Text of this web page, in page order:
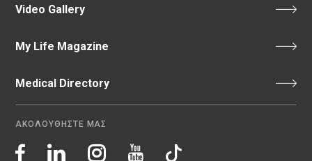
Video Gallery
My Life Magazine
Medical Directory
ΑΚΟΛΟΥΘΗΣΤΕ ΜΑΣ